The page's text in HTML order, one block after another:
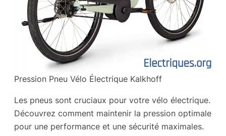
Pression Pneu Vélo Électrique Kalkhoff
Les pneus sont cruciaux pour votre vélo électrique.
Découvrez comment maintenir la pression optimale
pour une performance et une sécurité maximales.